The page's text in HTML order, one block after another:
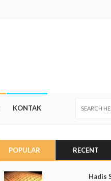
KONTAK
POPULAR RECENT
Hadis